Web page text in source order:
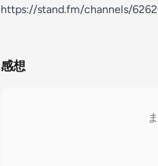
https://stand.fm/channels/
感想